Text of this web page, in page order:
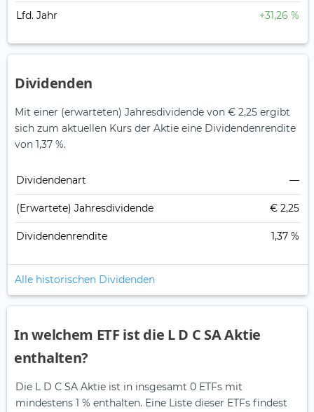
Lfd. Jahr +31,26 %
Dividenden
Mit einer (erwarteten) Jahresdividende von € 2,25 ergibt
sich zum aktuellen Kurs der Aktie eine Dividendenrendite
von 1,37 %.
Dividendenart —
(Erwartete) Jahresdividende € 2,25
Dividendenrendite 1,37 %
Alle historischen Dividenden
In welchem ETF ist die L D C SA Aktie
enthalten?
Die L D C SA Aktie ist in insgesamt 0 ETFs mit
mindestens 1 % enthalten. Eine Liste dieser ETFs findest